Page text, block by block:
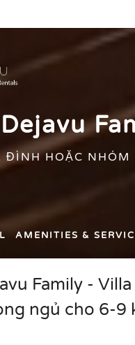
Dejavu
ĐÌNH HOẶC NHÓM
AMENITIES &
Family - Villa
ngủ cho 6-9